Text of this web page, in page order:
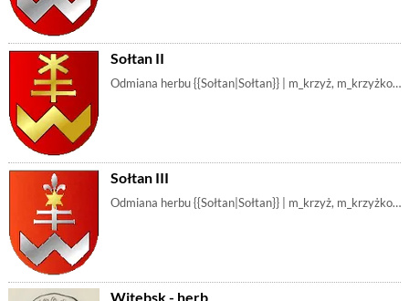
Sołtan II
Odmiana herbu {{Sołtan|Sołtan}} | m_krzyż, m_krzyżkotwica, m_łękawica, m_literaw, m_literax, m_krzyżpodwójny, m_krzyżbiałoruski, m_krzyżwywyższony, m_gwiazda
Sołtan III
Odmiana herbu {{Sołtan|Sołtan}} | m_krzyż, m_krzyżkotwica, m_łękawica, m_literaw, m_literax, m_krzyżpodwójny, m_krzyżbiałoruski, m_krzyżwywyższony, m_gwiazda, m_lilia, m_lilijka
Witebsk - herb